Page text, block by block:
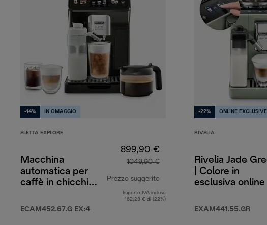
-14% IN OMAGGIO
ELETTA EXPLORE
Macchina
automatica per
caffè in chicchi
ECAM452.67.G EX:4
899,90 €
1049,90 €
Prezzo suggerito
prezzo originale 1049,90 €
Importo IVA incluso
162,28 € di (22%)
-22% ONLINE EXCLUSIVE
RIVELIA
Rivelia Jade
| Colore in
esclusiva online
EXAM441.55.GR